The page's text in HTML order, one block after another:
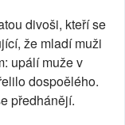
divoši, kteří se
že mladí muži
upálí muže v
dospoělého.
předhánějí.